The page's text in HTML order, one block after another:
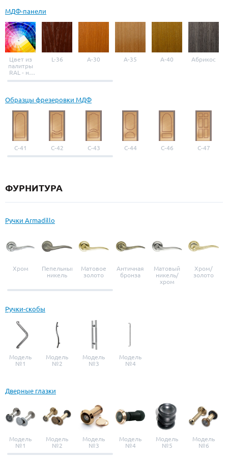
МДФ-панели
Цвет из
палитры
RAL - на
выбор
L-36 A-30 A-35 A-40 Абрикос
Образцы фрезеровки МДФ
С-41 С-42 С-43 С-44 С-46 С-47
ФУРНИТУРА
Ручки Armadillo
Хром
Пепельный
никель
Матовое
золото
Античная
бронза
Матовый
никель/
хром
Хром/
золото
Ручки-скобы
Модель
№1
Модель
№2
Модель
№3
Модель
№4
Дверные глазки
Модель
№1
Модель
№2
Модель
№3
Модель
№4
Модель
№5
Модель
№6